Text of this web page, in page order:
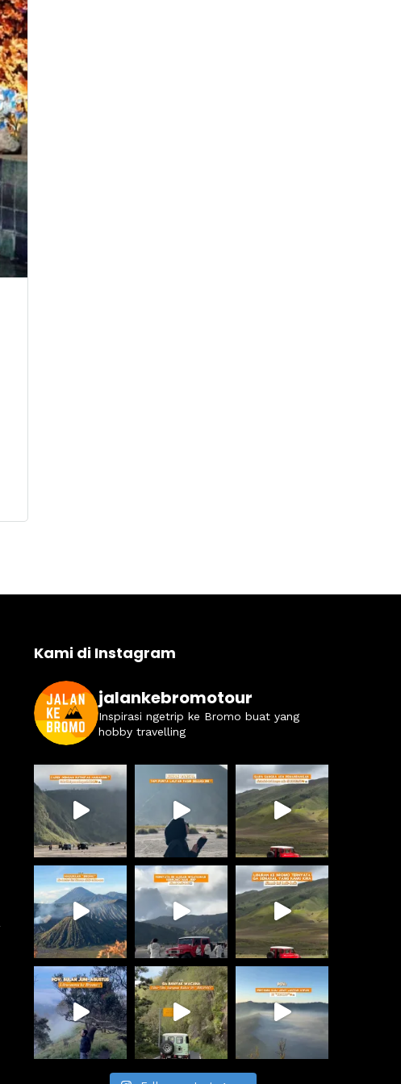
Kami di Instagram
jalankebromotour
Inspirasi ngetrip ke Bromo buat yang
hobby travelling